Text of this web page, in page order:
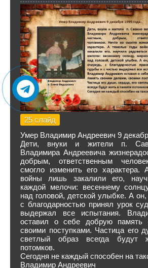
25 слайд
Умер Владимир Андреевич 9
Дети, внуки и жители п.
Владимира Андреевича
добрым, ответственным
смогло изменить его
войны лишь закалили его,
каждой мелочи: весеннему
над головой, детской улыбке. А
с благодарностью принял урок
выдержал все испытания.
оставил о себе добрую память
своими поступками. Частица его
светлый образ всегда будут
потомков.
Сегодня не каждый способен на
Владимир Андреевич